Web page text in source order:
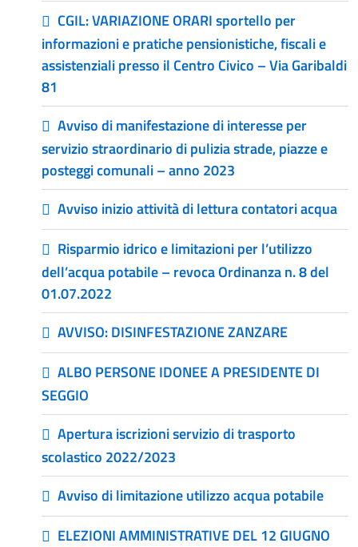
CGIL: VARIAZIONE ORARI sportello per
informazioni e pratiche pensionistiche, fiscali e
assistenziali presso il Centro Civico – Via Garibaldi
81
Avviso di manifestazione di interesse per
servizio straordinario di pulizia strade, piazze e
posteggi comunali – anno 2023
Avviso inizio attività di lettura contatori acqua
Risparmio idrico e limitazioni per l’utilizzo
dell’acqua potabile – revoca Ordinanza n. 8 del
01.07.2022
AVVISO: DISINFESTAZIONE ZANZARE
ALBO PERSONE IDONEE A PRESIDENTE DI
SEGGIO
Apertura iscrizioni servizio di trasporto
scolastico 2022/2023
Avviso di limitazione utilizzo acqua potabile
ELEZIONI AMMINISTRATIVE DEL 12 GIUGNO